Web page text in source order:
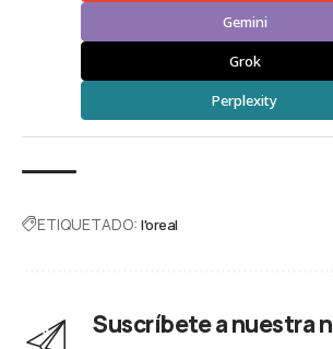
Gemini
Grok
Perplexity
ETIQUETADO: l'oreal
Suscríbete a nuestra